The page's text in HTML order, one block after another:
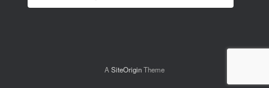
A SiteOriginTheme